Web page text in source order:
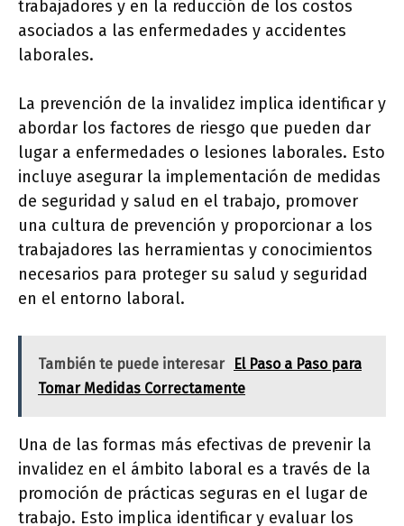
trabajadores y en la reducción de los costos
asociados a las enfermedades y accidentes
laborales.
La prevención de la invalidez implica identificar y
abordar los factores de riesgo que pueden dar
lugar a enfermedades o lesiones laborales. Esto
incluye asegurar la implementación de medidas
de seguridad y salud en el trabajo, promover
una cultura de prevención y proporcionar a los
trabajadores las herramientas y conocimientos
necesarios para proteger su salud y seguridad
en el entorno laboral.
También te puede interesar
El Paso a Paso para
Tomar Medidas Correctamente
Una de las formas más efectivas de prevenir la
invalidez en el ámbito laboral es a través de la
promoción de prácticas seguras en el lugar de
trabajo. Esto implica identificar y evaluar los